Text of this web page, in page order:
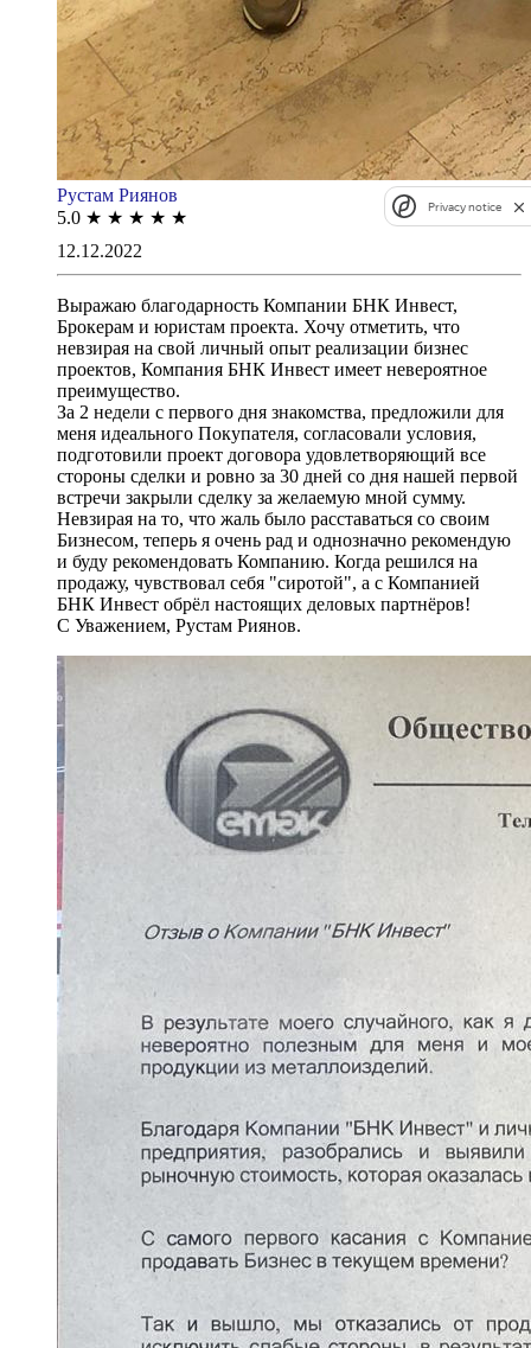
Рустам Риянов
5.0 ★ ★ ★ ★ ★
12.12.2022
Выражаю благодарность Компании БНК Инвест,
Брокерам и юристам проекта. Хочу отметить, что
невзирая на свой личный опыт реализации бизнес
проектов, Компания БНК Инвест имеет невероятное
преимущество.
За 2 недели с первого дня знакомства, предложили для
меня идеального Покупателя, согласовали условия,
подготовили проект договора удовлетворяющий все
стороны сделки и ровно за 30 дней со дня нашей первой
встречи закрыли сделку за желаемую мной сумму.
Невзирая на то, что жаль было расставаться со своим
Бизнесом, теперь я очень рад и однозначно рекомендую
и буду рекомендовать Компанию. Когда решился на
продажу, чувствовал себя "сиротой", а с Компанией
БНК Инвест обрёл настоящих деловых партнёров!
С Уважением, Рустам Риянов.
Privacy notice